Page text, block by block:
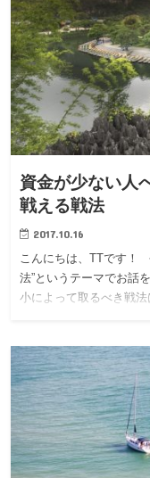
資金が少ない人
戦える戦法
2017.10.16
こんにちは、TTです！
法”というテーマでお話
小によって取るべき戦